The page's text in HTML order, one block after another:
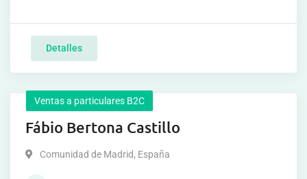
Detalles
Ventas a particulares B2C
Fábio Bertona Castillo
Comunidad de Madrid, España